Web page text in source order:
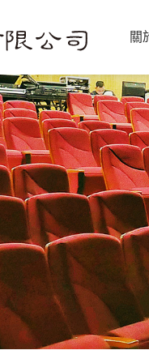
關